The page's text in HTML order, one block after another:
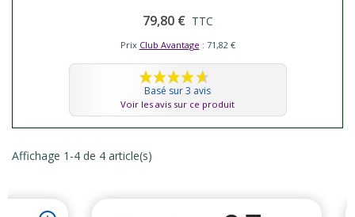
79,80 € TTC
Prix Club Avantage : 71,82 €
Basé sur 3 avis
Voir les avis sur ce produit
Affichage 1-4 de 4 article(s)